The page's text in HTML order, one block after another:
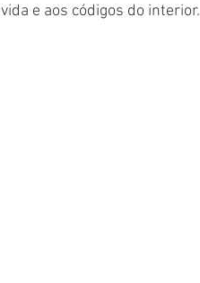
vida e aos códigos do interior.